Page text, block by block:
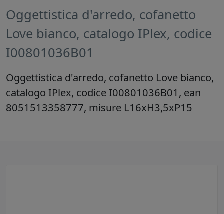
Oggettistica d'arredo, cofanetto
Love bianco, catalogo IPlex, codice
I00801036B01
Oggettistica d'arredo, cofanetto Love bianco,
catalogo IPlex, codice I00801036B01, ean
8051513358777, misure L16xH3,5xP15